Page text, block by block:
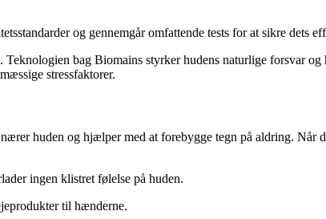
og gennemgår omfattende tests for at sikre dets
bag Biomains styrker hudens naturlige forsvar
stressfaktorer.
huden og hjælper med at forebygge tegn på aldring. Når
ingen klistret følelse på huden.
til hænderne.